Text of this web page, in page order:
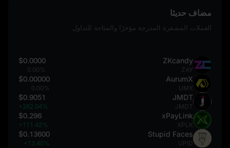
مضاف حديثا
العملات المشفرة المدرجة مؤخرًا والمتاحة للتداول
ZKcandy
ZAY
$0.0000
0.00%
AurumX
UMX
$0.00000
0.00%
JMDT
JMDT
$0.9051
+262.04%
xPayLink
XPLK
$0.296
+111.42%
Stupid Faces
UPID
$0.13600
+13.40%